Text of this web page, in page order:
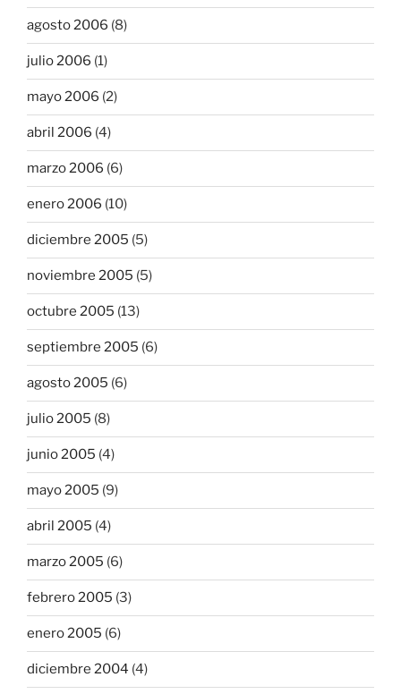
agosto 2006 (8)
julio 2006 (1)
mayo 2006 (2)
abril 2006 (4)
marzo 2006 (6)
enero 2006 (10)
diciembre 2005 (5)
noviembre 2005 (5)
octubre 2005 (13)
septiembre 2005 (6)
agosto 2005 (6)
julio 2005 (8)
junio 2005 (4)
mayo 2005 (9)
abril 2005 (4)
marzo 2005 (6)
febrero 2005 (3)
enero 2005 (6)
diciembre 2004 (4)